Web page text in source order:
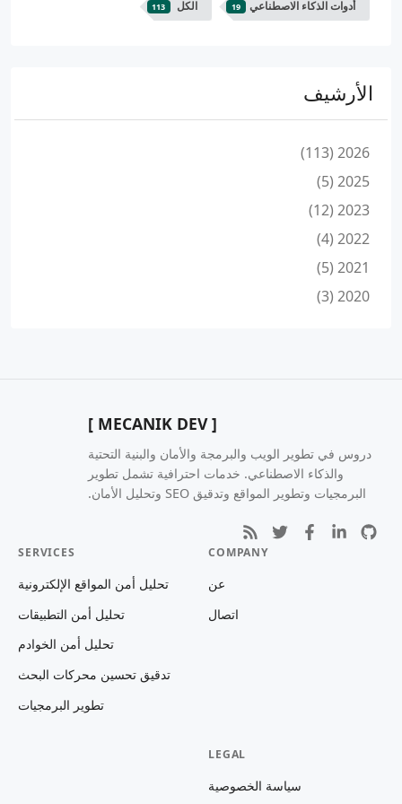
أدوات الذكاء الاصطناعي 19 الكل 113
الأرشيف
2026 (113)
2025 (5)
2023 (12)
2022 (4)
2021 (5)
2020 (3)
[ MECANIK DEV ]
دروس في تطوير الويب والبرمجة والأمان والبنية التحتية
والذكاء الاصطناعي. خدمات احترافية تشمل تطوير
البرمجيات وتطوير المواقع وتدقيق SEO وتحليل الأمان.
COMPANY
عن
اتصال
SERVICES
تحليل أمن المواقع الإلكترونية
تحليل أمن التطبيقات
تحليل أمن الخوادم
تدقيق تحسين محركات البحث
تطوير البرمجيات
LEGAL
سياسة الخصوصية